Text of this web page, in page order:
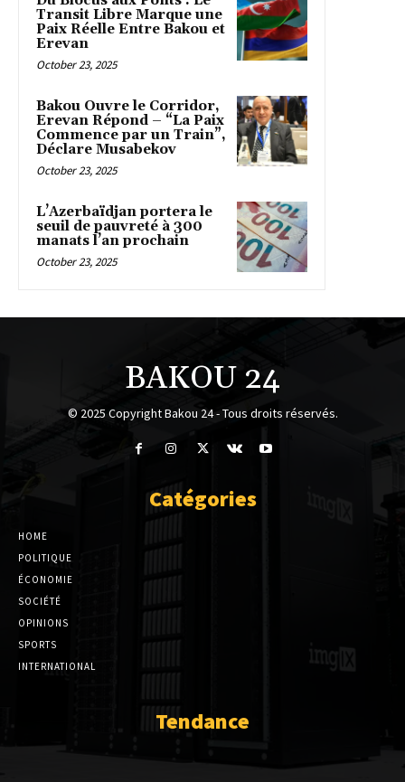
Transit Libre Marque une
Paix Réelle Entre Bakou et
Erevan
October 23, 2025
Bakou Ouvre le Corridor,
Erevan Répond – “La Paix
Commence par un Train”,
Déclare Musabekov
October 23, 2025
L’Azerbaïdjan portera le
seuil de pauvreté à 300
manats l’an prochain
October 23, 2025
BAKOU 24
© 2025 Copyright Bakou 24 - Tous droits réservés.
Catégories
HOME
POLITIQUE
ÉCONOMIE
SOCIÉTÉ
OPINIONS
SPORTS
INTERNATIONAL
Tendance